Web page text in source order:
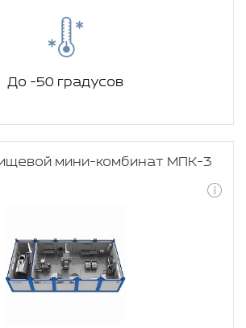
До -50 градусов
мини-комбинат МПК-3